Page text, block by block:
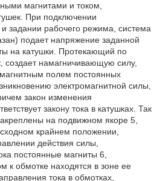
магнитами и током,
При подключении
задании рабочего режима, система
подает напряжение заданной
на катушки. Протекающий по
создает намагничивающую силу,
полем постоянных
электромагнитной силы,
закон изменения
закону тока в катушках. Так
на подвижном якоре 5,
крайнем положении,
действия силы,
постоянные магниты 6,
обмотке находятся в зоне ее
тока в обмотках,